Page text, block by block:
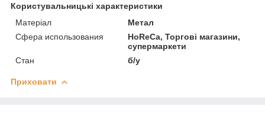
Користувальницькі характеристики
Матеріал
Метал
Сфера использования
HoReCa, Торгові магазини,
супермаркети
Стан
б/у
Приховати